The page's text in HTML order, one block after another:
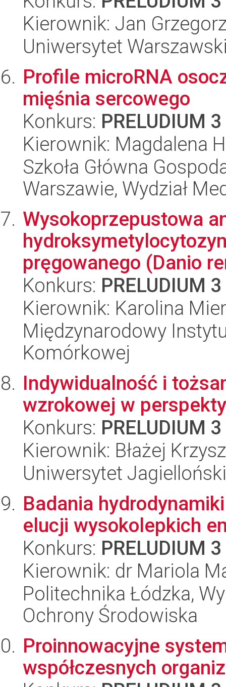
Kierownik: Jan
Uniwersytet
Profile microRNA
mięśnia sercowego
Konkurs: PRELUDIUM 3
Kierownik: Magdalena
Szkoła Główna
Warszawie, Wydział
Wysokoprzepustowa
pręgowanego (Danio
Konkurs: PRELUDIUM 3
Kierownik: Karolina
Międzynarodowy
Komórkowej
Indywidualność i
wzrokowej w
Konkurs: PRELUDIUM 3
Kierownik: Błażej
Uniwersytet
Badania
elucji wysokolepkich
Konkurs: PRELUDIUM 3
Kierownik: dr Mariola
Politechnika Łódzka,
Ochrony Środowiska
Proinnowacyjne
współczesnych